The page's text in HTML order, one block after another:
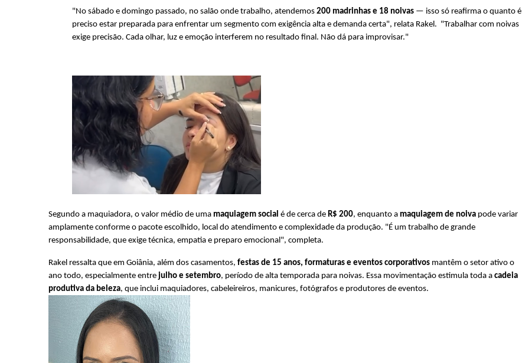
"No sábado e domingo passado, no salão onde trabalho, atendemos 200 madrinhas e 18 noivas — isso só reafirma o quanto é
preciso estar preparada para enfrentar um segmento com exigência alta e demanda certa", relata Rakel.  "Trabalhar com noivas
exige precisão. Cada olhar, luz e emoção interferem no resultado final. Não dá para improvisar."
Segundo a maquiadora, o valor médio de uma maquiagem social é de cerca de R$ 200, enquanto a maquiagem de noiva pode variar
amplamente conforme o pacote escolhido, local do atendimento e complexidade da produção. "É um trabalho de grande
responsabilidade, que exige técnica, empatia e preparo emocional", completa.
Rakel ressalta que em Goiânia, além dos casamentos, festas de 15 anos, formaturas e eventos corporativos mantêm o setor ativo o
ano todo, especialmente entre julho e setembro, período de alta temporada para noivas. Essa movimentação estimula toda a cadeia
produtiva da beleza, que inclui maquiadores, cabeleireiros, manicures, fotógrafos e produtores de eventos.